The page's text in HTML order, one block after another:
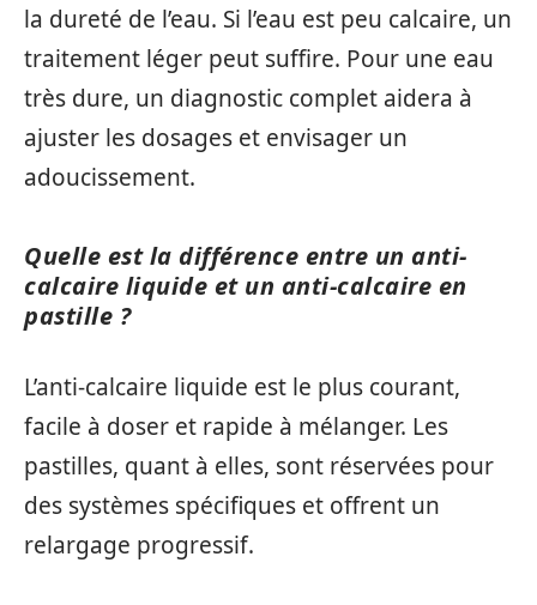
la dureté de l’eau. Si l’eau est peu calcaire, un
traitement léger peut suffire. Pour une eau
très dure, un diagnostic complet aidera à
ajuster les dosages et envisager un
adoucissement.
Quelle est la différence entre un anti-
calcaire liquide et un anti-calcaire en
pastille ?
L’anti-calcaire liquide est le plus courant,
facile à doser et rapide à mélanger. Les
pastilles, quant à elles, sont réservées pour
des systèmes spécifiques et offrent un
relargage progressif.